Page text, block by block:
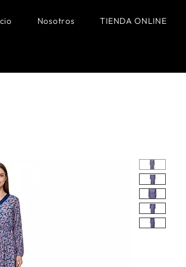
Nosotros TIENDA ONLINE